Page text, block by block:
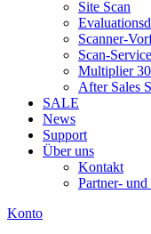
Site Scan
Scanner-
Scan-
Multiplier
After Sales
SALE
News
Support
Über uns
Kontakt
Partner-
Konto